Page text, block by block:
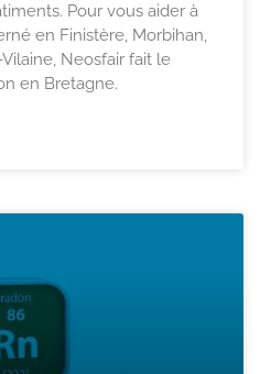
Pour vous aider à
en Finistère, Morbihan,
Neosfair fait le
en Bretagne.